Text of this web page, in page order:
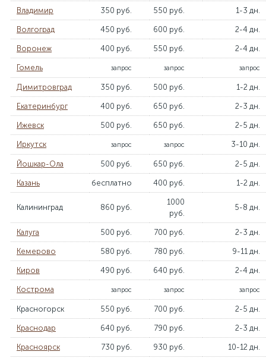
Владимир 350 руб. 550 руб. 1-3 дн.
Волгоград 450 руб. 600 руб. 2-4 дн.
Воронеж 400 руб. 550 руб. 2-4 дн.
Гомель запрос запрос запрос
Димитровград 350 руб. 500 руб. 1-2 дн.
Екатеринбург 400 руб. 650 руб. 2-3 дн.
Ижевск 500 руб. 650 руб. 2-5 дн.
Иркутск запрос запрос 3-10 дн.
Йошкар-Ола 500 руб. 650 руб. 2-5 дн.
Казань бесплатно 400 руб. 1-2 дн.
Калининград 860 руб.
1000
руб.
5-8 дн.
Калуга 500 руб. 700 руб. 2-3 дн.
Кемерово 580 руб. 780 руб. 9-11 дн.
Киров 490 руб. 640 руб. 2-4 дн.
Кострома запрос запрос запрос
Красногорск 550 руб. 700 руб. 2-5 дн.
Краснодар 640 руб. 790 руб. 2-3 дн.
Красноярск 730 руб. 930 руб. 10-12 дн.